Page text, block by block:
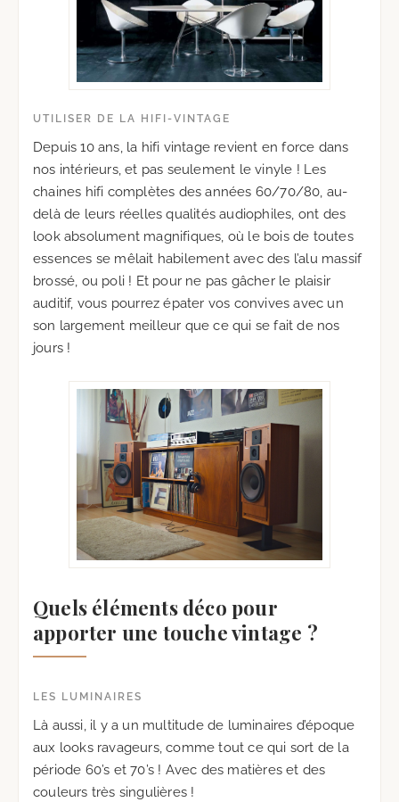
UTILISER DE LA HIFI-VINTAGE
Depuis 10 ans, la hifi vintage revient en force dans
nos intérieurs, et pas seulement le vinyle ! Les
chaines hifi complètes des années 60/70/80, au-
delà de leurs réelles qualités audiophiles, ont des
look absolument magnifiques, où le bois de toutes
essences se mêlait habilement avec des l’alu massif
brossé, ou poli ! Et pour ne pas gâcher le plaisir
auditif, vous pourrez épater vos convives avec un
son largement meilleur que ce qui se fait de nos
jours !
Quels éléments déco pour
apporter une touche vintage ?
LES LUMINAIRES
Là aussi, il y a un multitude de luminaires d’époque
aux looks ravageurs, comme tout ce qui sort de la
période 60’s et 70’s ! Avec des matières et des
couleurs très singulières !